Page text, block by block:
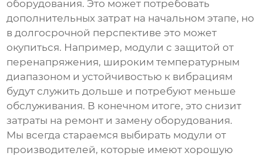
оборудования. Это может потребовать
дополнительных затрат на начальном этапе, но
в долгосрочной перспективе это может
окупиться. Например, модули с защитой от
перенапряжения, широким температурным
диапазоном и устойчивостью к вибрациям
будут служить дольше и потребуют меньше
обслуживания. В конечном итоге, это снизит
затраты на ремонт и замену оборудования.
Мы всегда стараемся выбирать модули от
производителей, которые имеют хорошую